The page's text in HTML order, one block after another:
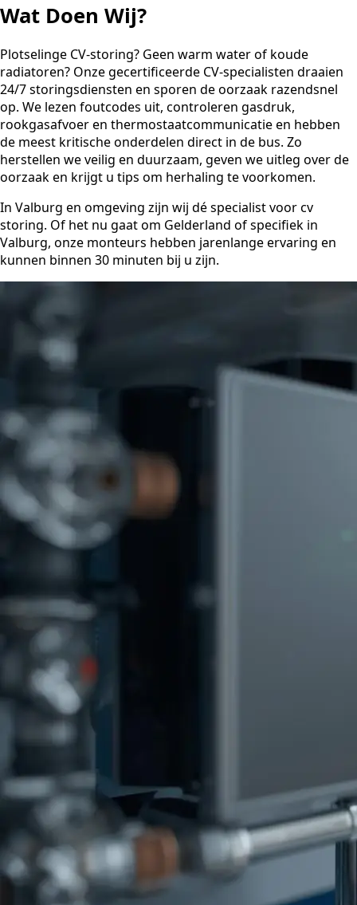
Wat Doen Wij?
Plotselinge CV-storing? Geen warm water of koude
radiatoren? Onze gecertificeerde CV-specialisten draaien
24/7 storingsdiensten en sporen de oorzaak razendsnel
op. We lezen foutcodes uit, controleren gasdruk,
rookgasafvoer en thermostaatcommunicatie en hebben
de meest kritische onderdelen direct in de bus. Zo
herstellen we veilig en duurzaam, geven we uitleg over de
oorzaak en krijgt u tips om herhaling te voorkomen.
In Valburg en omgeving zijn wij dé specialist voor cv
storing. Of het nu gaat om Gelderland of specifiek in
Valburg, onze monteurs hebben jarenlange ervaring en
kunnen binnen 30 minuten bij u zijn.